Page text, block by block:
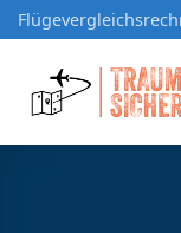
Zum
springen